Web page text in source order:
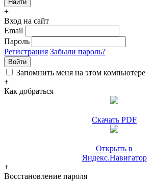
+
Вход на сайт
Email
Пароль
Регистрация Забыли пароль?
Войти
Запомнить меня на этом компьютере
+
Как добраться
Скачать PDF
Открыть в
Яндекс.Навигатор
+
Восстановление пароля